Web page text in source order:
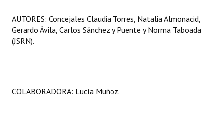
Reconocimientos - Registro
Bariloche, Municipio intercultural
REFORMA DE LA CARTA ORGÁNICA
AUTORES: Concejales Claudia Torres, Natalia Almonacid,
Gerardo Ávila, Carlos Sánchez y Puente y Norma Taboada
(JSRN).
COLABORADORA: Lucía Muñoz.